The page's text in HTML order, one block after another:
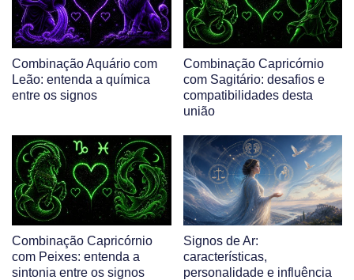
Combinação Aquário com
Leão: entenda a química
entre os signos
Combinação Capricórnio
com Sagitário: desafios e
compatibilidades desta
união
Combinação Capricórnio
com Peixes: entenda a
sintonia entre os signos
Signos de Ar:
características,
personalidade e influência